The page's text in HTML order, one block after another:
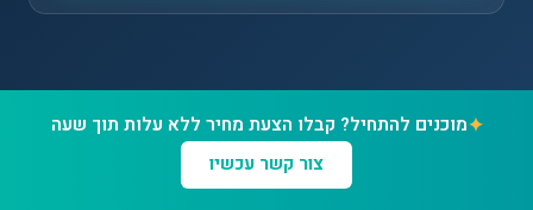
✦מוכנים להתחיל? קבלו הצעת מחיר ללא עלות תוך שעה
צור קשר עכשיו